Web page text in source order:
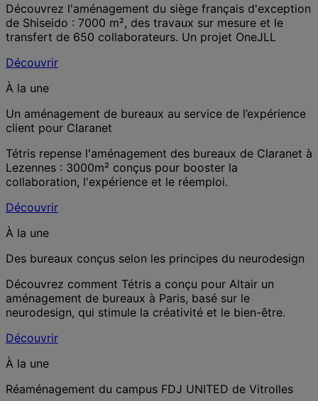
Découvrez l'aménagement du siège français d'exception
de Shiseido : 7000 m², des travaux sur mesure et le
transfert de 650 collaborateurs. Un projet OneJLL
Découvrir
À la une
Un aménagement de bureaux au service de l’expérience
client pour Claranet
Tétris repense l'aménagement des bureaux de Claranet à
Lezennes : 3000m² conçus pour booster la
collaboration, l'expérience et le réemploi.
Découvrir
À la une
Des bureaux conçus selon les principes du neurodesign
Découvrez comment Tétris a conçu pour Altair un
aménagement de bureaux à Paris, basé sur le
neurodesign, qui stimule la créativité et le bien-être.
Découvrir
À la une
Réaménagement du campus FDJ UNITED de Vitrolles